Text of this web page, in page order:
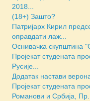
2018...
(18+) Зашто?
Патријарх Кирил
оправдати лаж...
Оснивачка скупштина
Пројекат студената
Русије...
Додатак настави
Пројекат студената
Романови и Србија,